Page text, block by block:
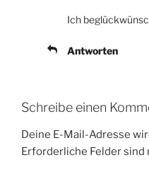
Ich
Antworten
Schreibe einen
Deine E-Mail-Adresse
Erforderliche Felder sind